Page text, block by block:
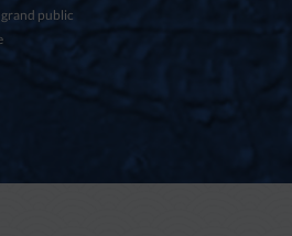
public